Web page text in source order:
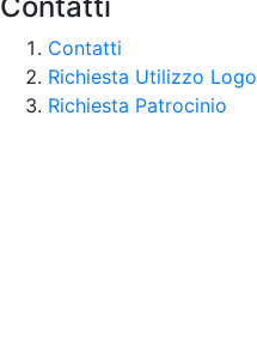
Contatti
Richiesta Utilizzo Logo
Richiesta Patrocinio